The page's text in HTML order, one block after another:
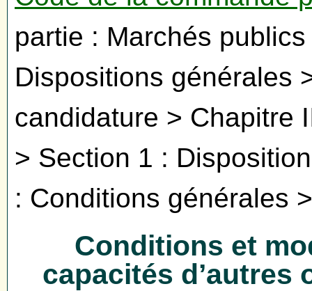
partie : Marchés
Dispositions générales
candidature > Chapitre
> Section 1 :
: Conditions générales
Conditions et
capacités d’autres